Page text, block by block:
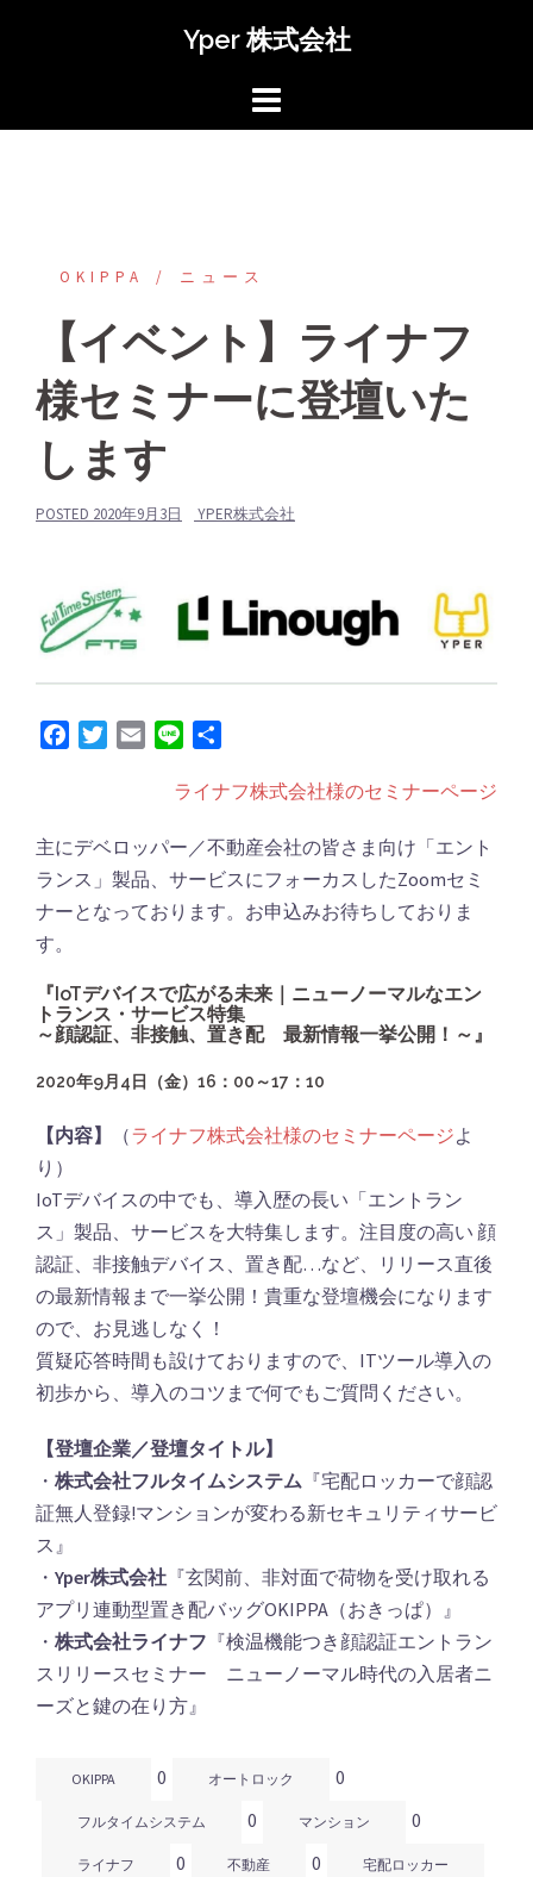
Yper 株式会社
OKIPPA ‎ニュース
【イベント】ライナフ
様セミナーに登壇いた
します
POSTED 2020年9月3日 YPER株式会社
FacebookTwitterEmail Line
ライナフ株式会社様のセミナーページ
主にデベロッパー／不動産会社の皆さま向け「エント
ランス」製品、サービスにフォーカスしたZoomセミ
ナーとなっております。お申込みお待ちしておりま
す。
『IoTデバイスで広がる未来｜ニューノーマルなエン
トランス・サービス特集
～顔認証、非接触、置き配 最新情報一挙公開！～』
2020年9月4日（金）16：00～17：10
【内容】 （ライナフ株式会社様のセミナーページよ
り）
IoTデバイスの中でも、導入歴の長い「エントラン
ス」製品、サービスを大特集します。注目度の高い 顔
認証、非接触デバイス、置き配…など、リリース直後
の最新情報まで一挙公開！貴重な登壇機会になります
ので、お見逃しなく！
質疑応答時間も設けておりますので、ITツール導入の
初歩から、導入のコツまで何でもご質問ください。
【登壇企業／登壇タイトル】
・ 株式会社フルタイムシステム 『宅配ロッカーで顔認
証無人登録!マンションが変わる新セキュリティサービ
ス』
・ Yper株式会社 『玄関前、非対面で荷物を受け取れる
アプリ連動型置き配バッグOKIPPA（おきっぱ）』
・ 株式会社ライナフ 『検温機能つき顔認証エントラン
スリリースセミナー ニューノーマル時代の入居者ニ
ーズと鍵の在り方』
OKIPPA 0 オートロック 0
フルタイムシステム 0 マンション 0
ライナフ 0 不動産 0 宅配ロッカー